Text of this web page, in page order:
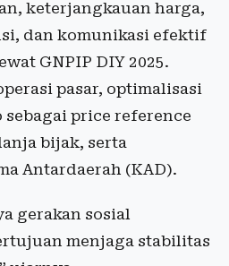
keterjangkauan harga,
dan komunikasi efektif
GNPIP DIY 2025.
pasar, optimalisasi
sebagai price reference
bijak, serta
Antardaerah (KAD).
gerakan sosial
menjaga stabilitas